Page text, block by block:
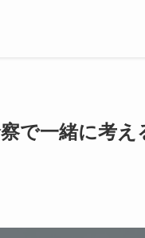
で一緒に考え